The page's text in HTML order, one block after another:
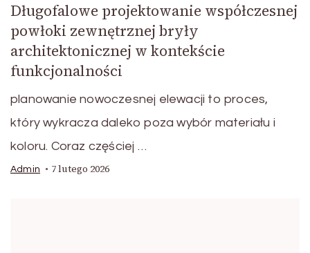
Długofalowe projektowanie współczesnej
powłoki zewnętrznej bryły
architektonicznej w kontekście
funkcjonalności
planowanie nowoczesnej elewacji to proces,
który wykracza daleko poza wybór materiału i
koloru. Coraz częściej …
Admin 7 lutego 2026